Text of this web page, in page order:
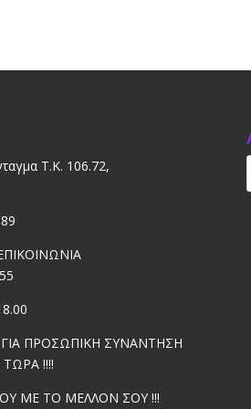
Τ.Κ. 106.72,
ΠΡΟΣΩΠΙΚΗ ΣΥΝΑΝΤΗΣΗ
!!!!
ΜΕ ΤΟ ΜΕΛΛΟΝ ΣΟΥ !!!